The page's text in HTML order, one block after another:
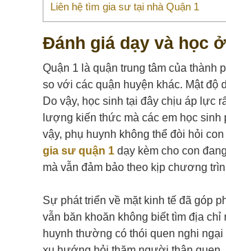
Liên hệ tìm gia sư tại nhà Quận 1
Đánh giá dạy và học
Quận 1 là quận trung tâm của thành
so với các quận huyện khác. Mật độ
Do vậy, học sinh tại đây chịu áp lực
lượng kiến thức mà các em học
vậy, phụ huynh không thể đòi hỏi
gia sư quận 1 dạy kèm cho con
mà vẫn đảm bảo theo kịp chương
Sự phát triển về mặt kinh tế đã góp
vẫn băn khoăn không biết tìm địa
huynh thường có thói quen nghi